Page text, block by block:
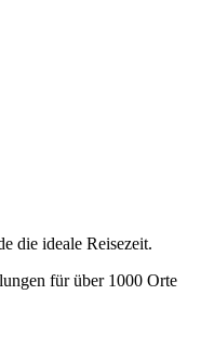
die ideale Reisezeit.
für über 1000 Orte